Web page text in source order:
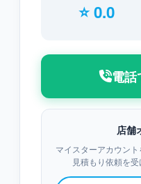
⭐ 0.0
電
店舗
マイスターアカウン
見積もり依頼を